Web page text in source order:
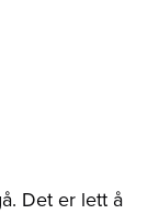
Det er lett å